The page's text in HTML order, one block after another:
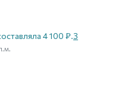
4 100 ₽.3